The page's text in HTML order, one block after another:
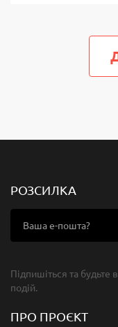
РОЗСИЛКА
Підпишіться та будьте
подій.
ПРО ПРОЄКТ